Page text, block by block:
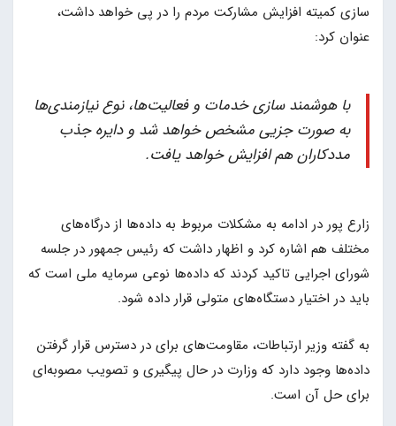
سازی کمیته افزایش مشارکت مردم را در پی خواهد داشت،
عنوان کرد:
با هوشمند سازی خدمات و فعالیت‌ها، نوع نیازمندی‌ها
به صورت جزیی مشخص خواهد شد و دایره جذب
مددکاران هم افزایش خواهد یافت.
زارع پور در ادامه به مشکلات مربوط به داده‌ها از درگاه‌های
مختلف هم اشاره کرد و اظهار داشت که رئیس جمهور در جلسه
شورای اجرایی تاکید کردند که داده‌ها نوعی سرمایه ملی است که
باید در اختیار دستگاه‌های متولی قرار داده شود.
به گفته وزیر ارتباطات، مقاومت‌های برای در دسترس قرار گرفتن
داده‌ها وجود دارد که وزارت در حال پیگیری و تصویب مصوبه‌ای
برای حل آن است.